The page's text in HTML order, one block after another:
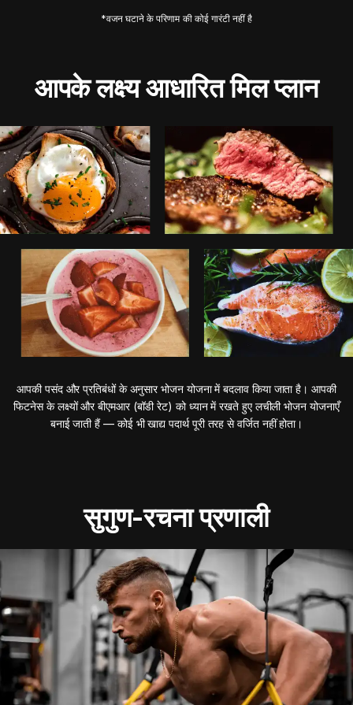
*वजन घटाने के परिणाम की कोई गारंटी नहीं है
आपके लक्ष्य आधारित मिल प्लान
आपकी पसंद और प्रतिबंधों के अनुसार भोजन योजना में बदलाव किया जाता है। आपकी
फिटनेस के लक्ष्यों और बीएमआर (बॉडी रेट) को ध्यान में रखते हुए लचीली भोजन योजनाएँ
बनाई जाती हैं — कोई भी खाद्य पदार्थ पूरी तरह से वर्जित नहीं होता।
सुगुण-रचना प्रणाली